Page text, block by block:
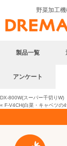
野菜加工
製品一覧
アンケート
DX-800W(スーパー千切りW)
« F-V4CH(白菜・キャベツの